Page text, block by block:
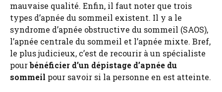
mauvaise qualité. Enfin, il faut noter que trois
types d’apnée du sommeil existent. Il y a le
syndrome d’apnée obstructive du sommeil (SAOS),
l’apnée centrale du sommeil et l’apnée mixte. Bref,
le plus judicieux, c’est de recourir à un spécialiste
pourbénéficier d’un dépistage d’apnée du
sommeil pour savoir si la personne en est atteinte.